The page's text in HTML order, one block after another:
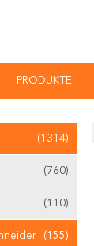
PRODUKTE
(1314)
(760)
(110)
(155)